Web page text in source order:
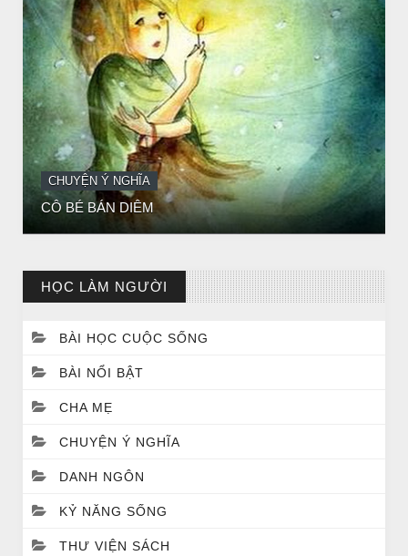
CHUYỆN Ý NGHĨA
ĐÊM NOEL ĐẸP NHẤT TRONG ĐỜI
CHUYỆN Ý NGHĨA
Chuyện Ý Nghĩa: Chết vì yêu
HỌC LÀM NGƯỜI
BÀI HỌC CUỘC SỐNG
BÀI NỔI BẬT
CHA MẸ
CHUYỆN Ý NGHĨA
DANH NGÔN
KỶ NĂNG SỐNG
THƯ VIỆN SÁCH